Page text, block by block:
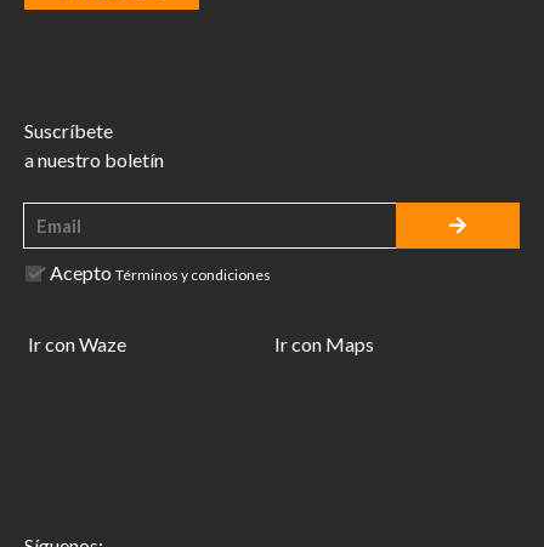
Suscríbete
a nuestro boletín
Acepto Términos y condiciones
Ir con Waze Ir con Maps